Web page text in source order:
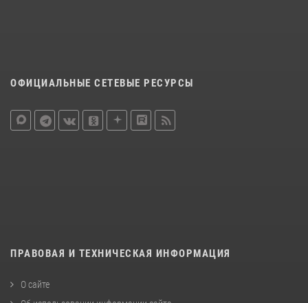
ОФИЦИАЛЬНЫЕ СЕТЕВЫЕ РЕСУРСЫ
ПРАВОВАЯ И ТЕХНИЧЕСКАЯ ИНФОРМАЦИЯ
О сайте